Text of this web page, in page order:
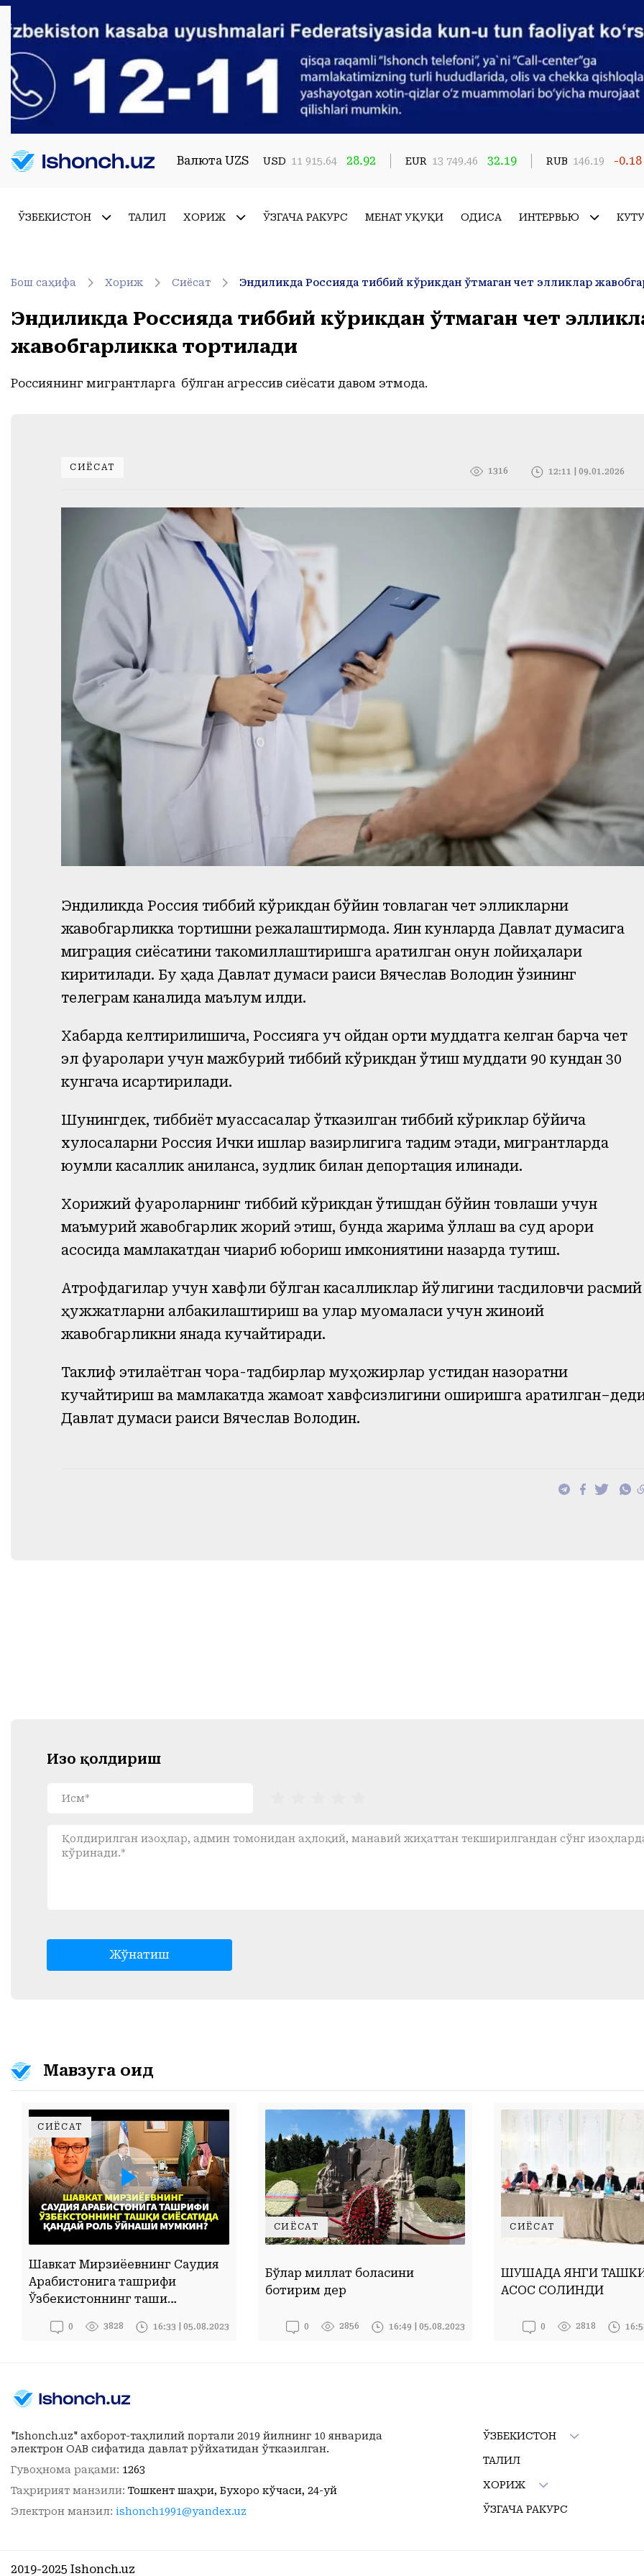
Валюта UZS USD 11 915.64 28.92 EUR 13 749.46 32.19 RUB 146.19 -0.18
ЎЗБЕКИСТОН ТАҲЛИЛ ХОРИЖ ЎЗГАЧА РАКУРС МЕҲНАТ ҲУҚУҚИ ҲОДИСА ИНТЕРВЬЮ
Бош саҳифа Хориж Сиёсат
Эндиликда Россияда тиббий кўрикдан ўтмаган чет
жавобгарликка тортилади
Россиянинг мигрантларга бўлган агрессив сиёсати давом этмоқда.
СИЁСАТ 1316 12:11 | 09.01.2026
Эндиликда Россия тиббий кўрикдан бўйин товлаган чет элликларни
жавобгарликка тортишни режалаштирмоқда. Яқин кунларда Давлат думасига
миграция сиёсатини такомиллаштиришга қаратилган қонун лойиҳалари
киритилади. Бу ҳақда Давлат думаси раиси Вячеслав Володин ўзининг
телеграм каналида маълум қилди.
Хабарда келтирилишича, Россияга уч ойдан ортиқ муддатга келган барча чет
эл фуқаролари учун мажбурий тиббий кўрикдан ўтиш муддати 90 кундан 30
кунгача қисқартирилади.
Шунингдек, тиббиёт муассасалар ўтказилган тиббий кўриклар бўйича
хулосаларни Россия Ички ишлар вазирлигига тақдим этади, мигрантларда
юқумли касаллик аниқланса, зудлик билан депортация қилинади.
Хорижий фуқароларнинг тиббий кўрикдан ўтишдан бўйин товлаши учун
маъмурий жавобгарлик жорий этиш, бунда жарима қўллаш ва суд қарори
асосида мамлакатдан чиқариб юбориш имкониятини назарда тутиш.
Атрофдагилар учун хавфли бўлган касалликлар йўқлигини тасдиқловчи расмий
ҳужжатларни қалбакилаштириш ва улар муомаласи учун жиноий
жавобгарликни янада кучайтиради.
Таклиф этилаётган чора-тадбирлар муҳожирлар устидан назоратни
кучайтириш ва мамлакатда жамоат хавфсизлигини оширишга
Давлат думаси раиси Вячеслав Володин.
Изоҳ қолдириш
Жўнатиш
Мавзуга оид
СИЁСАТ
Шавкат Мирзиёевнинг Саудия
Арабистонига ташрифи
Ўзбекистоннинг ташқи
0 3828 16:33 | 05.08.2023
СИЁСАТ
Бўлар миллат боласини
ботирим дер
0 2856 16:49 | 05.08.2023
СИЁСАТ
ШУШАДА ЯНГИ
АСОС СОЛИНДИ
0 2818
"Ishonch.uz" ахборот-таҳлилий портали 2019 йилнинг 10 январида
электрон ОАВ сифатида давлат рўйхатидан ўтказилган.
Гувоҳнома рақами: 1263
Таҳририят манзили: Тошкент шаҳри, Бухоро кўчаси, 24-уй
Электрон манзил: ishonch1991@yandex.uz
ЎЗБЕКИСТОН
ТАҲЛИЛ
ХОРИЖ
ЎЗГАЧА РАКУРС
2019-2025 Ishonch.uz